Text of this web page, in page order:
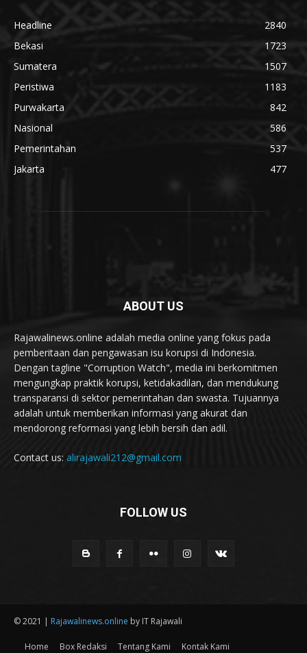
Headline
2840
Bekasi
1723
Sumatera
1507
Peristiwa
1183
Purwakarta
842
Nasional
586
Pemerintahan
537
Jakarta
477
ABOUT US
Rajawalinews.online adalah media online yang fokus pada
pemberitaan dan pengawasan isu korupsi di Indonesia.
Dengan tagline "Corruption Watch", media ini berkomitmen
mengungkap praktik korupsi, ketidakadilan, dan mendukung
transparansi di sektor pemerintahan dan swasta. Tujuannya
adalah untuk memberikan informasi yang akurat dan
mendorong reformasi yang lebih bersih dan adil.
Contact us: alirajawali212@gmail.com
FOLLOW US
© 2021 | Rajawalinews.online by IT Rajawali
Home Box Redaksi Tentang Kami
Kontak Kami